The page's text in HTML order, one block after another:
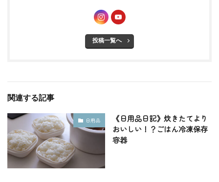
投稿一覧へ
関連する記事
日用品
《日用品日記》炊きたてより
おいしい！？ごはん冷凍保存
容器